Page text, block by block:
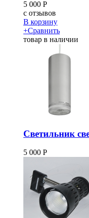
5 000 Р
c отзывов
В корзину
+Сравнить
товар в наличии
Светильник
5 000 Р